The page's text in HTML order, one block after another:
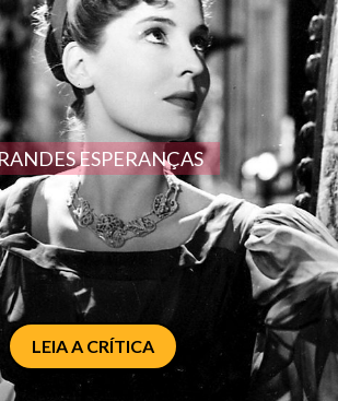
ESPERANÇAS
LEIA A CRÍTICA